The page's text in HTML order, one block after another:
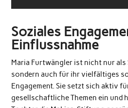
Soziales
Einflussnahme
Maria Furtwängler ist nicht nur als
sondern auch für ihr vielfältiges
Engagement. Sie setzt sich aktiv
gesellschaftliche Themen ein und